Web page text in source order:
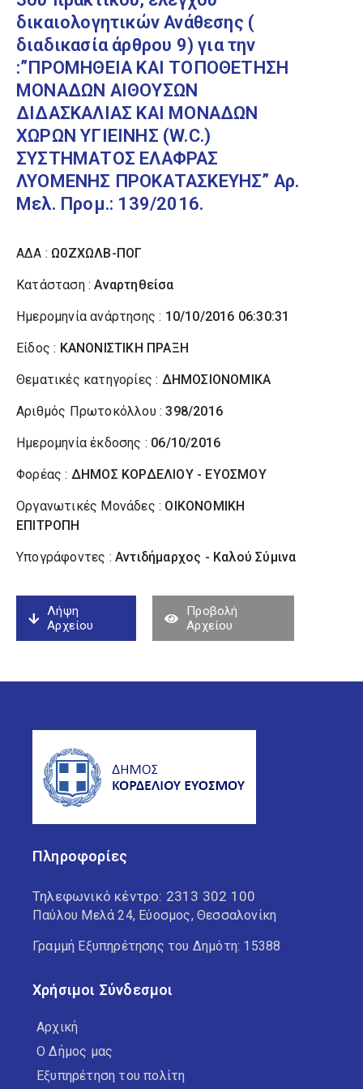
δικαιολογητικών Ανάθεσης (
διαδικασία άρθρου 9) για την
:”ΠΡΟΜΗΘΕΙΑ ΚΑΙ ΤΟΠΟΘΕΤΗΣΗ
ΜΟΝΑΔΩΝ ΑΙΘΟΥΣΩΝ
ΔΙΔΑΣΚΑΛΙΑΣ ΚΑΙ ΜΟΝΑΔΩΝ
ΧΩΡΩΝ ΥΓΙΕΙΝΗΣ (W.C.)
ΣΥΣΤΗΜΑΤΟΣ ΕΛΑΦΡΑΣ
ΛΥΟΜΕΝΗΣ ΠΡΟΚΑΤΑΣΚΕΥΗΣ” Αρ.
Μελ. Προμ.: 139/2016.
ΑΔΑ : Ω0ΖΧΩΛΒ-ΠΟΓ
Κατάσταση :Αναρτηθείσα
Ημερομηνία ανάρτησης : 10/10/2016 06:30:31
Είδος : ΚΑΝΟΝΙΣΤΙΚΗ ΠΡΑΞΗ
Θεματικές κατηγορίες : ΔΗΜΟΣΙΟΝΟΜΙΚΑ
Αριθμός Πρωτοκόλλου :398/2016
Ημερομηνία έκδοσης : 06/10/2016
Φορέας : ΔΗΜΟΣ ΚΟΡΔΕΛΙΟΥ - ΕΥΟΣΜΟΥ
Οργανωτικές Μονάδες : ΟΙΚΟΝΟΜΙΚΗ
ΕΠΙΤΡΟΠΗ
Υπογράφοντες : Αντιδήμαρχος - Καλού Σύµινα
Λήψη
Αρχείου
Προβολή
Αρχείου
Πληροφορίες
Τηλεφωνικό κέντρο: 2313 302 100
Παύλου Μελά 24, Εύοσμος, Θεσσαλονίκη
Γραμμή Εξυπηρέτησης του Δημότη: 15388
Χρήσιμοι Σύνδεσμοι
Αρχική
Ο Δήμος μας
Εξυπηρέτηση του πολίτη